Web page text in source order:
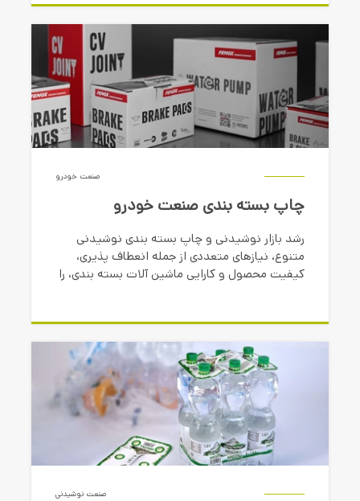
رقابتی، علاوه بر بسته بندی محصولات آرایشی،
انتخاب مرکز چاپ بسته بندی حرفه ای و خلاقانه
است.
صنعت خودرو
چاپ بسته بندی صنعت خودرو
رشد بازار نوشیدنی و چاپ بسته بندی نوشیدنی
متنوع، نیازهای متعددی از جمله انعطاف پذیری،
کیفیت محصول و کارایی ماشین آلات بسته بندی، را
صنعت نوشیدنی